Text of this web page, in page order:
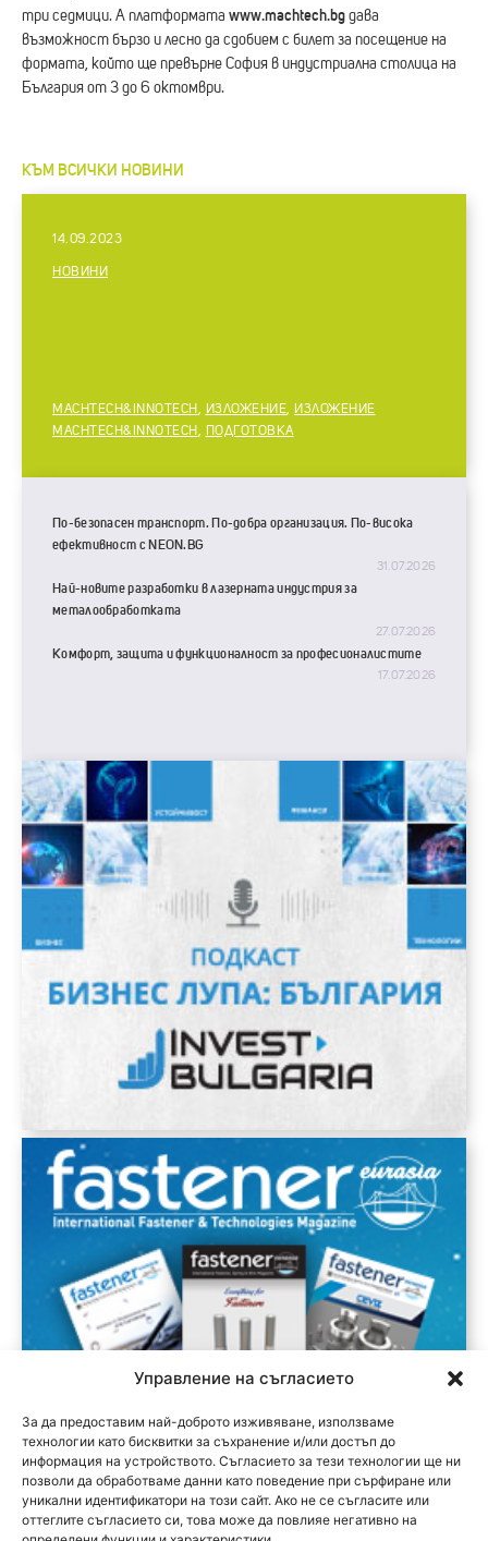
Управление на съгласието
За да предоставим най-доброто изживяване, използваме
технологии като бисквитки за съхранение и/или достъп до
информация на устройството. Съгласието за тези технологии ще ни
позволи да обработваме данни като поведение при сърфиране или
уникални идентификатори на този сайт. Ако не се съгласите или
оттеглите съгласието си, това може да повлияе негативно на
14.09.2023
НОВИНИ
MACHTECH&INNOTECH, ИЗЛОЖЕНИЕ, ИЗЛОЖЕНИЕ
MACHTECH&INNOTECH, ПОДГОТОВКА
По-безопасен транспорт. По-добра организация. По-висока
ефективност с NEON.BG
31.07.2026
Най-новите разработки в лазерната индустрия за
металообработката
27.07.2026
Комфорт, защита и функционалност за професионалистите
17.07.2026
три седмици. А платформата www.machtech.bg дава
възможност бързо и лесно да сдобием с билет за посещение на
формата, който ще превърне София в индустриална столица на
България от 3 до 6 октомври.
КЪМ ВСИЧKИ НОВИНИ